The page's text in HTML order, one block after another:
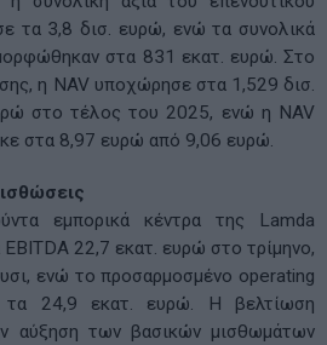
τα 3,8 δισ. ευρώ, ενώ τα συνολικά
στα 831 εκατ. ευρώ. Στο
η NAV υποχώρησε στα 1,529 δισ.
στο τέλος του 2025, ενώ η NAV
στα 8,97 ευρώ από 9,06 ευρώ.
εμπορικά κέντρα της Lamda
EBITDA 22,7 εκατ. ευρώ στο τρίμηνο,
ενώ το προσαρμοσμένο operating
τα 24,9 εκατ. ευρώ. Η βελτίωση
αύξηση των βασικών μισθωμάτων